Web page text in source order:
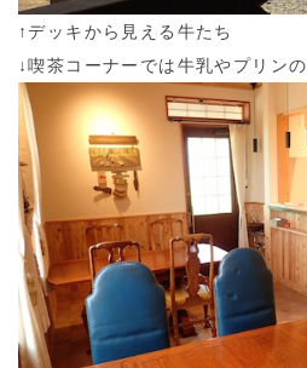
↑デッキから見える牛たち
↓喫茶コーナーでは牛乳やプリン